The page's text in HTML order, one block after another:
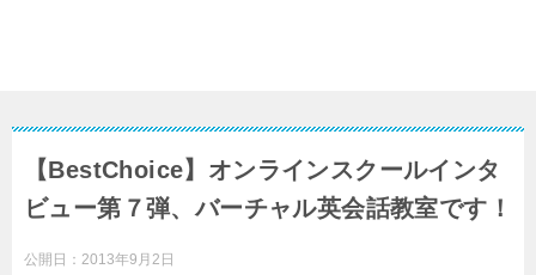
【BestChoice】オンラインスクールインタ
ビュー第７弾、バーチャル英会話教室です！
公開日： 2013年9月2日